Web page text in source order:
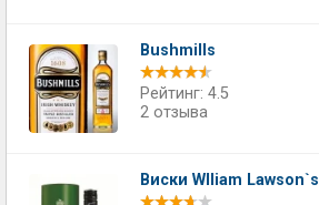
Bushmills
Рейтинг: 4.5
2 отзыва
Виски Wlliam Lawson`s